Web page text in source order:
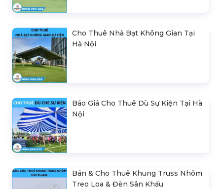
Cho Thuê Nhà Bạt Không Gian Tại
Hà Nội
Báo Giá Cho Thuê Dù Sự Kiện Tại Hà
Nội
Bán & Cho Thuê Khung Truss Nhôm
Treo Loa & Đèn Sân Khấu